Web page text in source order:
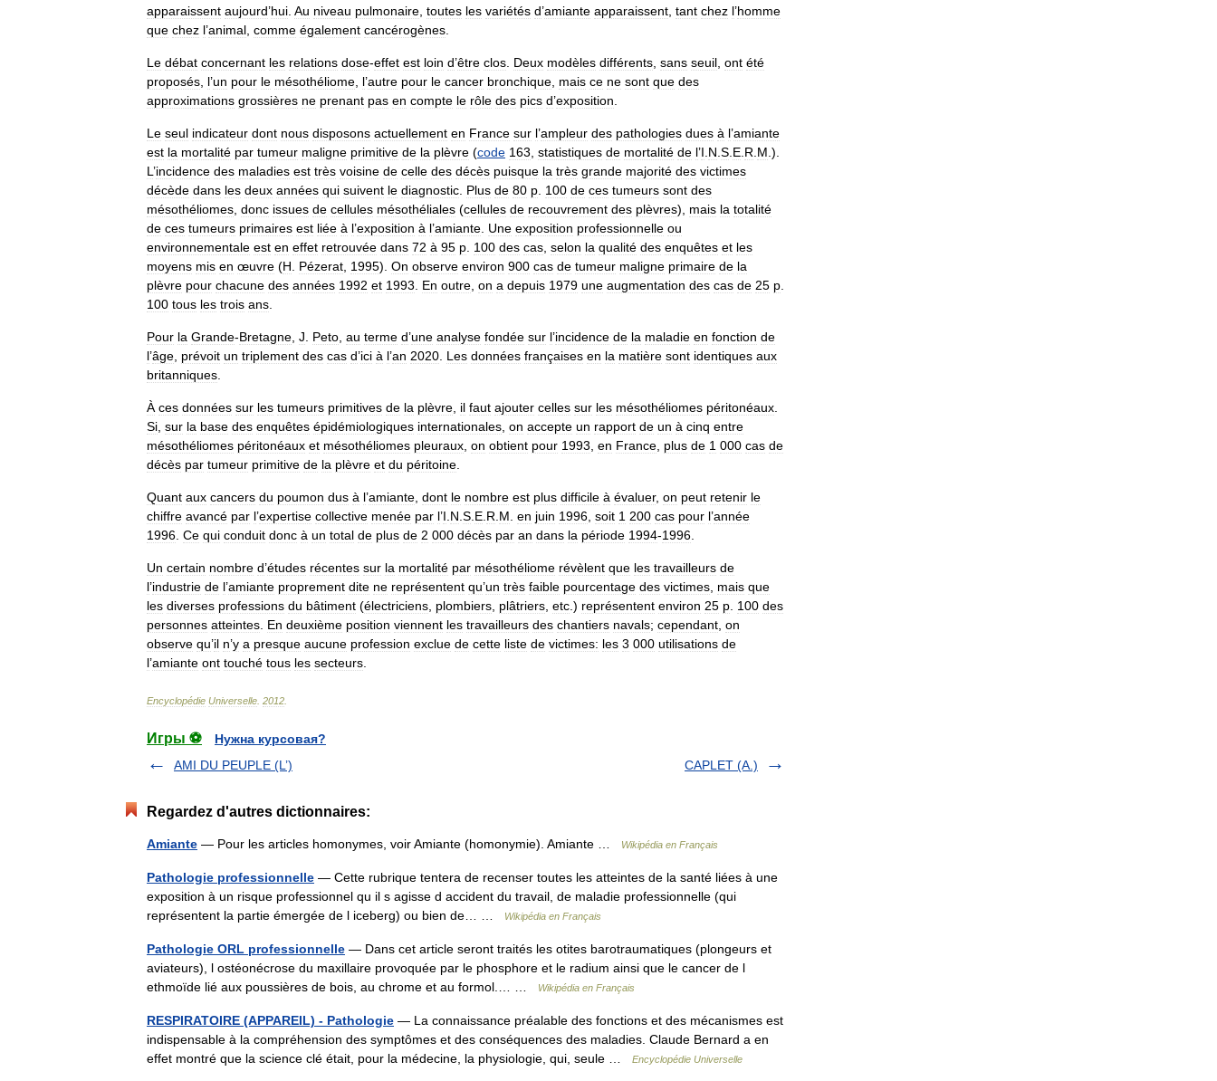
apparaissent aujourd’hui Au niveau pulmonaire toutes les variétés d’amiante apparaissent tant chez l’homme
que chez l’animal comme également cancérogènes
Le débat concernant les relations dose-effet est loin d’être clos Deux modèles différents sans seuil ont été
proposés l’un pour le mésothéliome l’autre pour le cancer bronchique mais ce ne sont que des
approximations grossières ne prenant pas en compte le rôle des pics d’exposition
Le seul indicateur dont nous disposons actuellement en France sur l’ampleur des pathologies dues à l’amiante
est la mortalité par tumeur maligne primitive de la plèvre (code 163 statistiques de mortalité de l’I N S E R M .).
L ’incidence des maladies est très voisine de celle des décès puisque la très grande majorité des victimes
décède dans les deux années qui suivent le diagnostic Plus de 80 p 100 de ces tumeurs sont des
mésothéliomes donc issues de cellules mésothéliales (cellules de recouvrement des plèvres), mais la totalité
de ces tumeurs primaires est liée à l’exposition à l’amiante Une exposition professionnelle ou
environnementale est en effet retrouvée dans 72 à 95 p 100 des cas selon la qualité des enquêtes et les
moyens mis en œuvre (H Pézerat 1995). On observe environ 900 cas de tumeur maligne primaire de la
plèvre pour chacune des années 1992 et 1993 En outre on a depuis 1979 une augmentation des cas de 25 p
100 tous les trois ans
Pour la Grande-Bretagne J Peto au terme d’une analyse fondée sur l’incidence de la maladie en fonction de
l’âge prévoit un triplement des cas d’ici à l’an 2020 Les données françaises en la matière sont identiques aux
britanniques
À ces données sur les tumeurs primitives de la plèvre il faut ajouter celles sur les mésothéliomes péritonéaux
Si sur la base des enquêtes épidémiologiques internationales on accepte un rapport de un à cinq entre
mésothéliomes péritonéaux et mésothéliomes pleuraux on obtient pour 1993 en France plus de 1 000 cas de
décès par tumeur primitive de la plèvre et du péritoine
Quant aux cancers du poumon dus à l’amiante dont le nombre est plus difficile à évaluer, on peut retenir le
chiffre avancé par l’expertise collective menée par l’I N S E R M en juin 1996 soit 1 200 cas pour l’année
1996 Ce qui conduit donc à un total de plus de 2 000 décès par an dans la période 1994-1996
Un certain nombre d’études récentes sur la mortalité par mésothéliome révèlent que les travailleurs de
l’industrie de l’amiante proprement dite ne représentent qu’un très faible pourcentage des victimes mais que
les diverses professions du bâtiment (électriciens plombiers plâtriers etc .) représentent environ 25 p 100 des
personnes atteintes En deuxième position viennent les travailleurs des chantiers navals; cependant on
observe qu’il n’y a presque aucune profession exclue de cette liste de victimes: les 3 000 utilisations de
l’amiante ont touché tous les secteurs
Encyclopédie Universelle 2012
Игры ⚽
Нужна курсовая?
AMI DU PEUPLE (L’)
CAPLET (A.)
Regardez d'autres dictionnaires:
Amiante — Pour les articles homonymes, voir Amiante (homonymie). Amiante … Wikipédia en Français
Pathologie professionnelle — Cette rubrique tentera de recenser toutes les atteintes de la santé liées à une
exposition à un risque professionnel qu il s agisse d accident du travail, de maladie professionnelle (qui
représentent la partie émergée de l iceberg) ou bien de… …
Wikipédia en Français
Pathologie ORL professionnelle — Dans cet article seront traités les otites barotraumatiques (plongeurs et
aviateurs), l ostéonécrose du maxillaire provoquée par le phosphore et le radium ainsi que le cancer de l
ethmoïde lié aux poussières de bois, au chrome et au formol.… …
Wikipédia en Français
RESPIRATOIRE (APPAREIL) - Pathologie — La connaissance préalable des fonctions et des mécanismes est
indispensable à la compréhension des symptômes et des conséquences des maladies. Claude Bernard a en
effet montré que la science clé était, pour la médecine, la physiologie, qui, seule …
Encyclopédie Universelle